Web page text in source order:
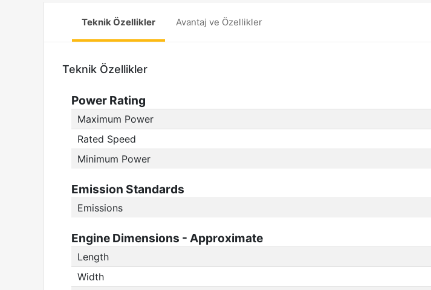
Teknik Özellikler Avantaj ve Özellikler
Teknik Özellikler
Power Rating
Maximum Power
Rated Speed
Minimum Power
Emission Standards
Emissions
Engine Dimensions - Approximate
Length
Width